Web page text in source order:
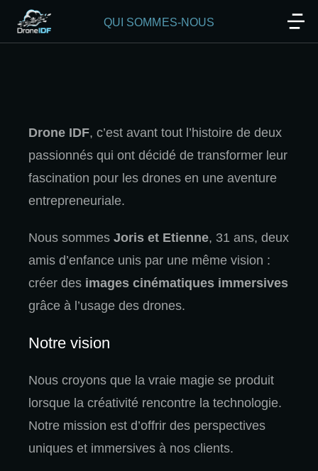
QUI SOMMES-NOUS
Drone IDF, c’est avant tout l’histoire de deux
passionnés qui ont décidé de transformer leur
fascination pour les drones en une aventure
entrepreneuriale.
Nous sommes Joris et Etienne, 31 ans, deux
amis d’enfance unis par une même vision :
créer des images cinématiques immersives
grâce à l’usage des drones.
Notre vision
Nous croyons que la vraie magie se produit
lorsque la créativité rencontre la technologie.
Notre mission est d’offrir des perspectives
uniques et immersives à nos clients.